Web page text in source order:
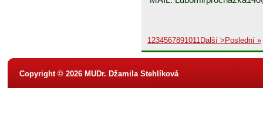
1234567891011Další > Poslední »
Copyright © 2026 MUDr. Džamila Stehlíková